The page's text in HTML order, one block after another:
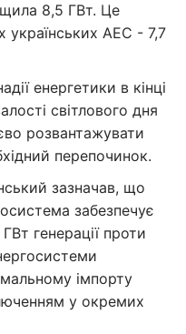
8,5 ГВт. Це
українських АЕС - 7,7
енергетики в кінці
світлового дня
розвантажувати
перепочинок.
зазначав, що
забезпечує
генерації проти
імпорту
у окремих